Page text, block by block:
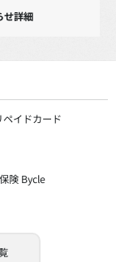
せ詳細
ペイドカード
険 Bycle